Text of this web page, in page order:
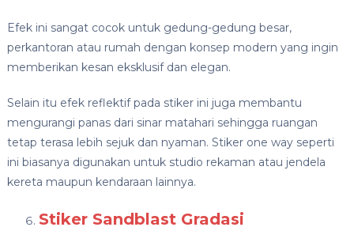
Efek ini sangat cocok untuk gedung-gedung besar,
perkantoran atau rumah dengan konsep modern yang ingin
memberikan kesan eksklusif dan elegan.
Selain itu efek reflektif pada stiker ini juga membantu
mengurangi panas dari sinar matahari sehingga ruangan
tetap terasa lebih sejuk dan nyaman. Stiker one way seperti
ini biasanya digunakan untuk studio rekaman atau jendela
kereta maupun kendaraan lainnya.
Stiker Sandblast Gradasi